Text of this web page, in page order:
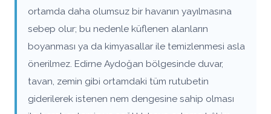
ortamda daha olumsuz bir havanın yayılmasına
sebep olur; bu nedenle küflenen alanların
boyanması ya da kimyasallar ile temizlenmesi asla
önerilmez. Edirne Aydoğan bölgesinde duvar,
tavan, zemin gibi ortamdaki tüm rutubetin
giderilerek istenen nem dengesine sahip olması